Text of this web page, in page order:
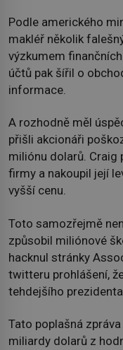
Podle amerického
makléř několik
výzkumem
účtů pak šířil o
informace.
A rozhodně měl
přišli akcionáři
miliónu dolarů. Craig
firmy a nakoupil její
vyšší cenu.
Toto samozřejmě
způsobil miliónové
hacknul stránky
twitteru prohlášení,
tehdejšího prezidenta
Tato poplašná
miliardy dolarů z